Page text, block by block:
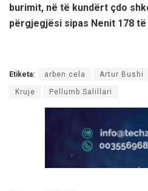
burimit, në të kundërt çdo
përgjegjësi sipas Nenit 178
Etiketa: arben cela Artur Bushi
Kruje Pellumb Salillari